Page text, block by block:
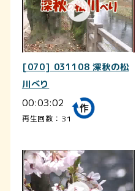
[070] 031108 深秋の松
川べり
00:03:02
再生回数：31